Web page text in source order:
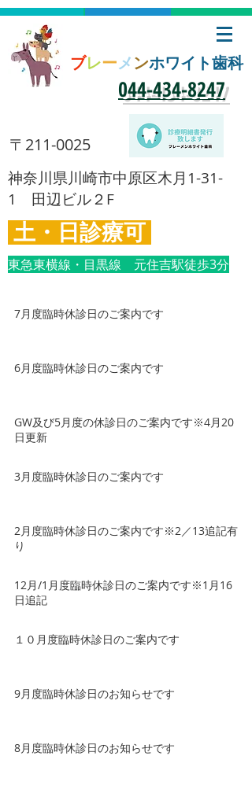
ブレー メ ンホワイト歯科
​044-434-8247
​〒211-0025
​神奈川県川崎市中原区木月1-31-
1 田辺ビル２F
土・日診療可
東急東横線・目黒線 元住吉駅徒歩3分
7月度臨時休診日のご案内です
6月度臨時休診日のご案内です
GW及び5月度の休診日のご案内です※4月20
日更新
3月度臨時休診日のご案内です
2月度臨時休診日のご案内です※2／13追記有
り
12月/1月度臨時休診日のご案内です※1月16
日追記
１０月度臨時休診日のご案内です
9月度臨時休診日のお知らせです
8月度臨時休診日のお知らせです